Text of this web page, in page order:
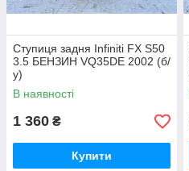
Ступиця задня Infiniti FX S50
3.5 БЕНЗИН VQ35DE 2002 (б/
у)
В наявності
1 360 ₴
Купити